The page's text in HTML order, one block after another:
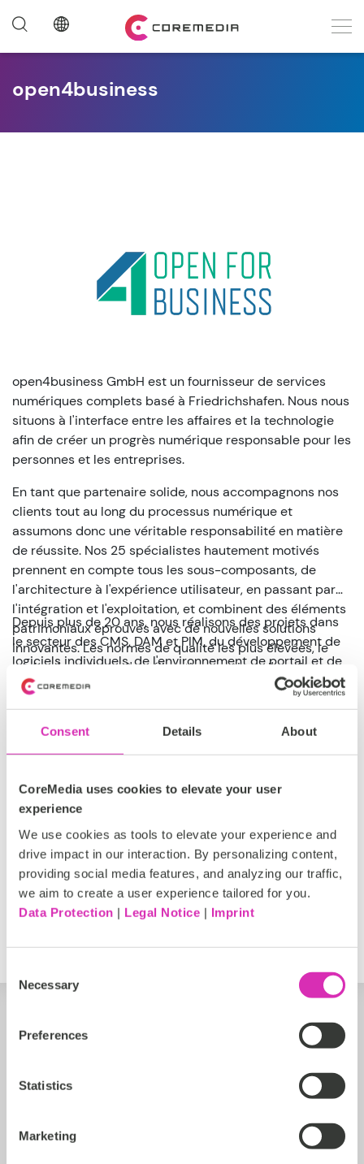
Consent Details About
CoreMedia uses cookies to elevate your user
experience
We use cookies as tools to elevate your experience and
drive impact in our interaction. By personalizing content,
providing social media features, and analyzing our traffic,
we aim to create a user experience tailored for you.
Data Protection | Legal Notice | Imprint
Selection
Necessary
Preferences
Statistics
Marketing
open4business
open4business GmbH est un fournisseur de services
numériques complets basé à Friedrichshafen. Nous nous
situons à l'interface entre les affaires et la technologie
afin de créer un progrès numérique responsable pour les
personnes et les entreprises.
En tant que partenaire solide, nous accompagnons nos
clients tout au long du processus numérique et
assumons donc une véritable responsabilité en matière
de réussite. Nos 25 spécialistes hautement motivés
prennent en compte tous les sous-composants, de
l'architecture à l'expérience utilisateur, en passant par
l'intégration et l'exploitation, et combinent des éléments
patrimoniaux éprouvés avec de nouvelles solutions
innovantes. Les normes de qualité les plus élevées, le
professionnalisme, l'amélioration continue, l'esprit
d'équipe et, enfin, l'appréciation et l'équité envers toutes
les personnes impliquées sont nos lignes directrices qui
permettent à de grandes solutions d'émerger en premier
Depuis plus de 20 ans, nous réalisons des projets dans
le secteur des CMS, DAM et PIM, du développement de
logiciels individuels, de l'environnement de portail et de
la gestion de l'identité. Notre champ d'activité s'étend à
l'industrie automobile, au commerce de détail, à
DACH, EMEA
Silver